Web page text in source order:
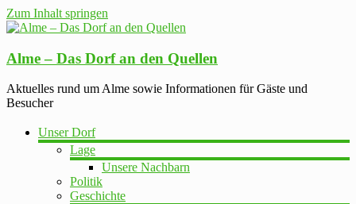
Zum Inhalt springen
Alme – Das Dorf an den Quellen
Aktuelles rund um Alme sowie Informationen für Gäste und
Besucher
Unser Dorf
Lage
Unsere Nachbarn
Politik
Geschichte